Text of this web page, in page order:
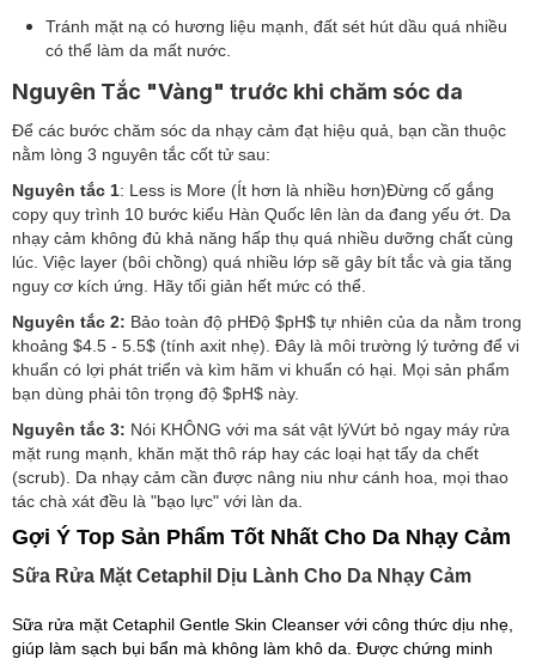
Tránh mặt nạ có hương liệu mạnh, đất sét hút dầu quá nhiều
có thể làm da mất nước.
Nguyên Tắc "Vàng" trước khi chăm sóc da
Để các bước chăm sóc da nhạy cảm đạt hiệu quả, bạn cần thuộc
nằm lòng 3 nguyên tắc cốt tử sau:
Nguyên tắc 1: Less is More (Ít hơn là nhiều hơn)Đừng cố gắng
copy quy trình 10 bước kiểu Hàn Quốc lên làn da đang yếu ớt. Da
nhạy cảm không đủ khả năng hấp thụ quá nhiều dưỡng chất cùng
lúc. Việc layer (bôi chồng) quá nhiều lớp sẽ gây bít tắc và gia tăng
nguy cơ kích ứng. Hãy tối giản hết mức có thể.
Nguyên tắc 2: Bảo toàn độ pHĐộ $pH$ tự nhiên của da nằm trong
khoảng $4.5 - 5.5$ (tính axit nhẹ). Đây là môi trường lý tưởng để vi
khuẩn có lợi phát triển và kìm hãm vi khuẩn có hại. Mọi sản phẩm
bạn dùng phải tôn trọng độ $pH$ này.
Nguyên tắc 3: Nói KHÔNG với ma sát vật lýVứt bỏ ngay máy rửa
mặt rung mạnh, khăn mặt thô ráp hay các loại hạt tẩy da chết
(scrub). Da nhạy cảm cần được nâng niu như cánh hoa, mọi thao
tác chà xát đều là "bạo lực" với làn da.
Gợi Ý Top Sản Phẩm Tốt Nhất Cho Da Nhạy Cảm
Sữa Rửa Mặt Cetaphil Dịu Lành Cho Da Nhạy Cảm
Sữa rửa mặt Cetaphil Gentle Skin Cleanser với công thức dịu nhẹ,
giúp làm sạch bụi bẩn mà không làm khô da. Được chứng minh